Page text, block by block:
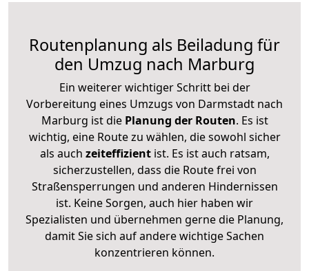
Routenplanung als Beiladung für
den Umzug nach Marburg
Ein weiterer wichtiger Schritt bei der
Vorbereitung eines Umzugs von Darmstadt nach
Marburg ist diePlanung der Routen. Es ist
wichtig, eine Route zu wählen, die sowohl sicher
als auch zeiteffizientist. Es ist auch ratsam,
sicherzustellen, dass die Route frei von
Straßensperrungen und anderen Hindernissen
ist. Keine Sorgen, auch hier haben wir
Spezialisten und übernehmen gerne die Planung,
damit Sie sich auf andere wichtige Sachen
konzentrieren können.